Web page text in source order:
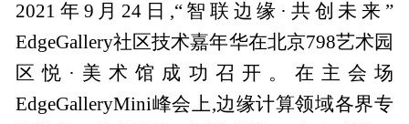
2021年9月24日,“智联边缘·共创未来”
EdgeGallery社区技术嘉年华在北京798艺术园
区悦·美术馆成功召开。在主会场
EdgeGalleryMini峰会上,边缘计算领域各界专